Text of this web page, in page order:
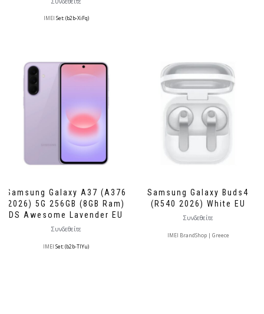
IMEI Set: (b2b-XiFq)
Samsung Galaxy A37 (A376
2026) 5G 256GB (8GB Ram)
DS Awesome Lavender EU
Συνδεθείτε
IMEI Set: (b2b-TlYu)
Samsung Galaxy Buds4
(R540 2026) White EU
Συνδεθείτε
IMEI BrandShop | Greece